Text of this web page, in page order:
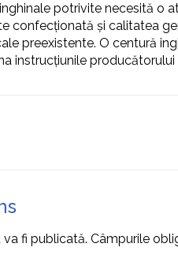
potrivite necesită o
confecționată și calitatea
preexistente. O centură
instrucțiunile
fi publicată. Câmpurile